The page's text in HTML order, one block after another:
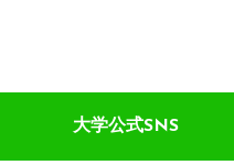
大学公式SNS